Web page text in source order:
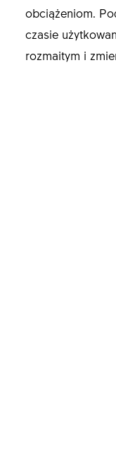
obciążeniom.
czasie
rozmaitym i